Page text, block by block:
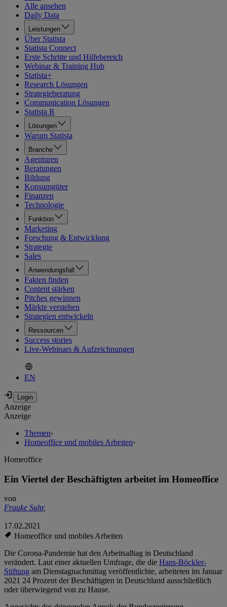
Alle ansehen
Daily Data
Leistungen
Über Statista
Statista Connect
Erste Schritte und Hilfebereich
Webinar & Training Hub
Statista+
Research Lösungen
Strategieberatung
Communication Lösungen
Statista R
Lösungen
Warum Statista
Branche
Agenturen
Beratungen
Bildung
Konsumgüter
Finanzen
Technologie
Funktion
Marketing
Forschung & Entwicklung
Strategie
Sales
Anwendungsfall
Fakten finden
Content stärken
Pitches gewinnen
Märkte verstehen
Strategien entwickeln
Ressourcen
Success stories
Live-Webinars & Aufzeichnungen
EN
Anzeige
Anzeige
Themen›
Homeoffice und mobiles Arbeiten›
Homeoffice
Ein Viertel der Beschäftigten arbeitet im Homeoffice
von
Frauke Suhr,
17.02.2021
Homeoffice und mobiles Arbeiten
Die Corona-Pandemie hat den Arbeitsalltag in Deutschland
verändert. Laut einer aktuellen Umfrage, die die Hans-Böckler-
Stiftung am Dienstagnachmittag veröffentlichte, arbeiteten im Januar
2021 24 Prozent der Beschäftigten in Deutschland ausschließlich
oder überwiegend von zu Hause.